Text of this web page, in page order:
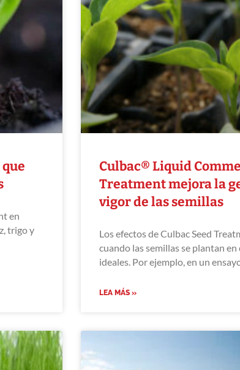
en
trigo y
Culbac® Liquid
Treatment mejora la
vigor de las semillas
Los efectos de Culbac Seed
cuando las semillas se plantan
ideales. Por ejemplo, en un
LEA MÁS »